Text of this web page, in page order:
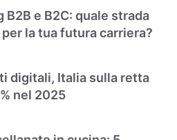
B2B e B2C: quale strada
la tua futura carriera?
digitali, Italia sulla retta
nel 2025